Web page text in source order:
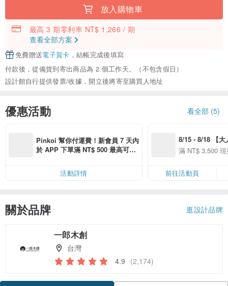
放入購物車
最高 3 期零利率 NT$ 1,266 / 期
查看全部方案
免費贈送電子賀卡 ，結帳完成後填寫
付款後，從備貨到寄出商品為 2 個工作天。（不包含假日）
設計館自行提供發票/收據，開立後將寄至購買人地址
優惠活動 看全部 (5)
Pinkoi 幫你付運費！新會員 7 天內
於 APP 下單滿 NT$ 500 最高可折
活動詳情
8/15 - 8/18 【大
季】滿
50
滿 NT$ 3,500
前往活動頁
關於品牌 逛設計品牌
一郎木創
台灣
4.9 (2,174)